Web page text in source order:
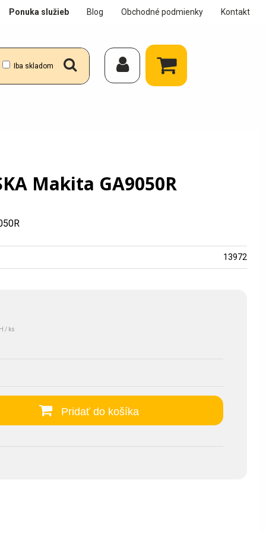
Iba skladom
Ponuka služieb Blog Obchodné podmienky Kontakt
Makita GA9050R
/ ks
Pridať do košíka
13972